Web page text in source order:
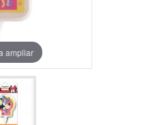
ampliar